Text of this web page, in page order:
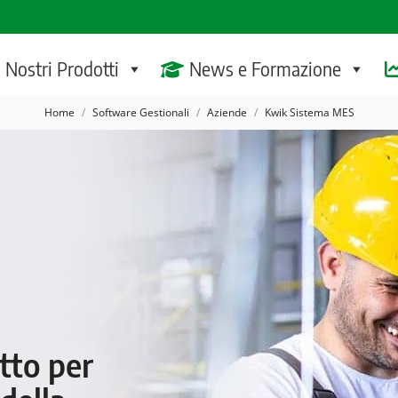
Nostri Prodotti News e Formazione
Tu sei qui:
Home Software Gestionali Aziende Kwik Sistema MES
per